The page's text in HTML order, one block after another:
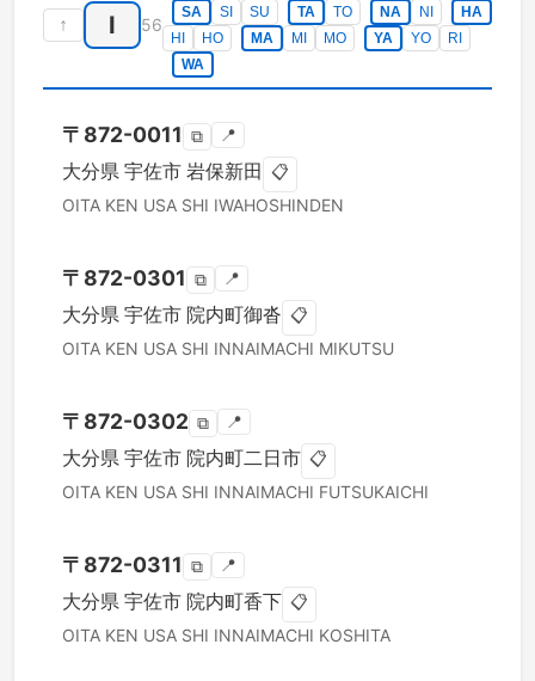
↑ I 56
SA
SI SU TA TO NA NI
HA
HI
HO MA MI MO YA YO
RI
WA
〒 872-0011 ⧉ 📍
大分県 宇佐市 岩保新田 📋
OITA KEN USA SHI IWAHOSHINDEN
〒 872-0301 ⧉ 📍
大分県 宇佐市 院内町御沓 📋
OITA KEN USA SHI INNAIMACHI MIKUTSU
〒 872-0302 ⧉ 📍
大分県 宇佐市 院内町二日市 📋
OITA KEN USA SHI INNAIMACHI FUTSUKAICHI
〒 872-0311 ⧉ 📍
大分県 宇佐市 院内町香下 📋
OITA KEN USA SHI INNAIMACHI KOSHITA